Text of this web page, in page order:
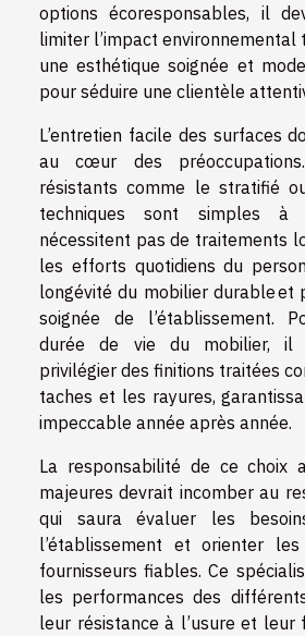
options écoresponsables, il
limiter l’impact environnemental
une esthétique soignée et
pour séduire une clientèle
L’entretien facile des surfaces
au cœur des
résistants comme le stratifié
techniques sont simples
nécessitent pas de traitements
les efforts quotidiens du
longévité du mobilier durable et
soignée de l’établissement.
durée de vie du mobilier, il
privilégier des finitions traitées
taches et les rayures,
impeccable année après année.
La responsabilité de ce choix
majeures devrait incomber au
qui saura évaluer les
l’établissement et orienter
fournisseurs fiables. Ce
les performances des
leur résistance à l’usure et leur